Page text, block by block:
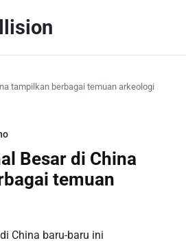
tampilkan berbagai temuan arkeologi
Besar di China
temuan
China baru-baru ini